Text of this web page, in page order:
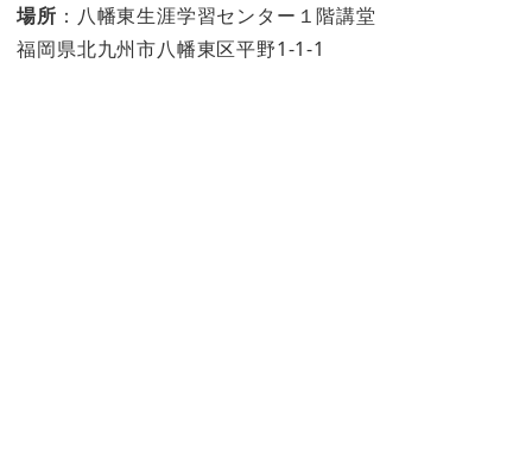
場所 ：八幡東生涯学習センター１階講堂
福岡県北九州市八幡東区平野1-1-1